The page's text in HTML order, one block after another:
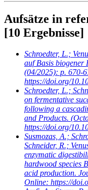
Aufsätze in
[10 Ergebnisse]
Schroedter, L.;
auf Basis biogener
(04/2025): p. 670-
https://doi.org/
Schroedter, L.;
on fermentative
following a
and Products.
https://doi.org/
Susmozas, A.;
Schneider, R.;
enzymatic
hardwood species
acid production.
Online: https://